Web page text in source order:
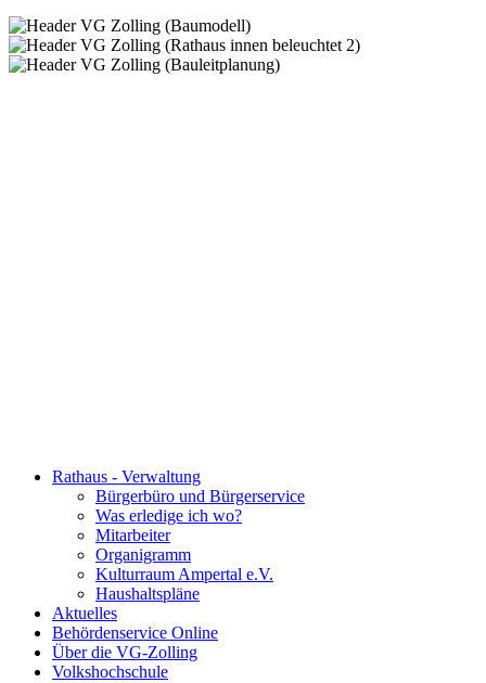
Rathaus - Verwaltung
Bürgerbüro und Bürgerservice
Was erledige ich wo?
Mitarbeiter
Organigramm
Kulturraum Ampertal e.V.
Haushaltspläne
Aktuelles
Behördenservice Online
Über die VG-Zolling
Volkshochschule